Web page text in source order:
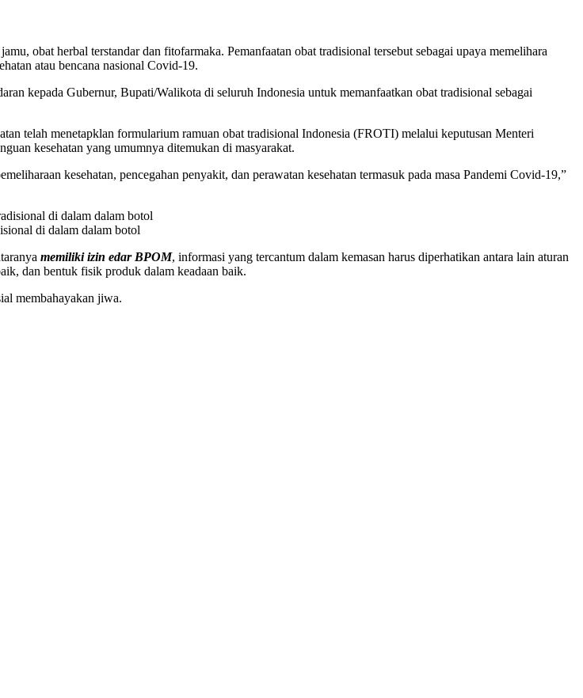
obat herbal terstandar dan fitofarmaka. Pemanfaatan obat tradisional tersebut sebagai upaya memelihara
atau bencana nasional Covid-19.
kepada Gubernur, Bupati/Walikota di seluruh Indonesia untuk memanfaatkan obat tradisional sebagai
telah menetapklan formularium ramuan obat tradisional Indonesia (FROTI) melalui keputusan Menteri
kesehatan yang umumnya ditemukan di masyarakat.
kesehatan, pencegahan penyakit, dan perawatan kesehatan termasuk pada masa Pandemi Covid-19,”
di dalam dalam botol
memiliki izin edar BPOM, informasi yang tercantum dalam kemasan harus diperhatikan antara lain aturan
dan bentuk fisik produk dalam keadaan baik.
membahayakan jiwa.